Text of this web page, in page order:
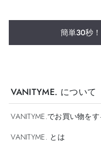
簡単30秒
VANITYME. について
VANITYME.でお買い物を
VANITYME. とは